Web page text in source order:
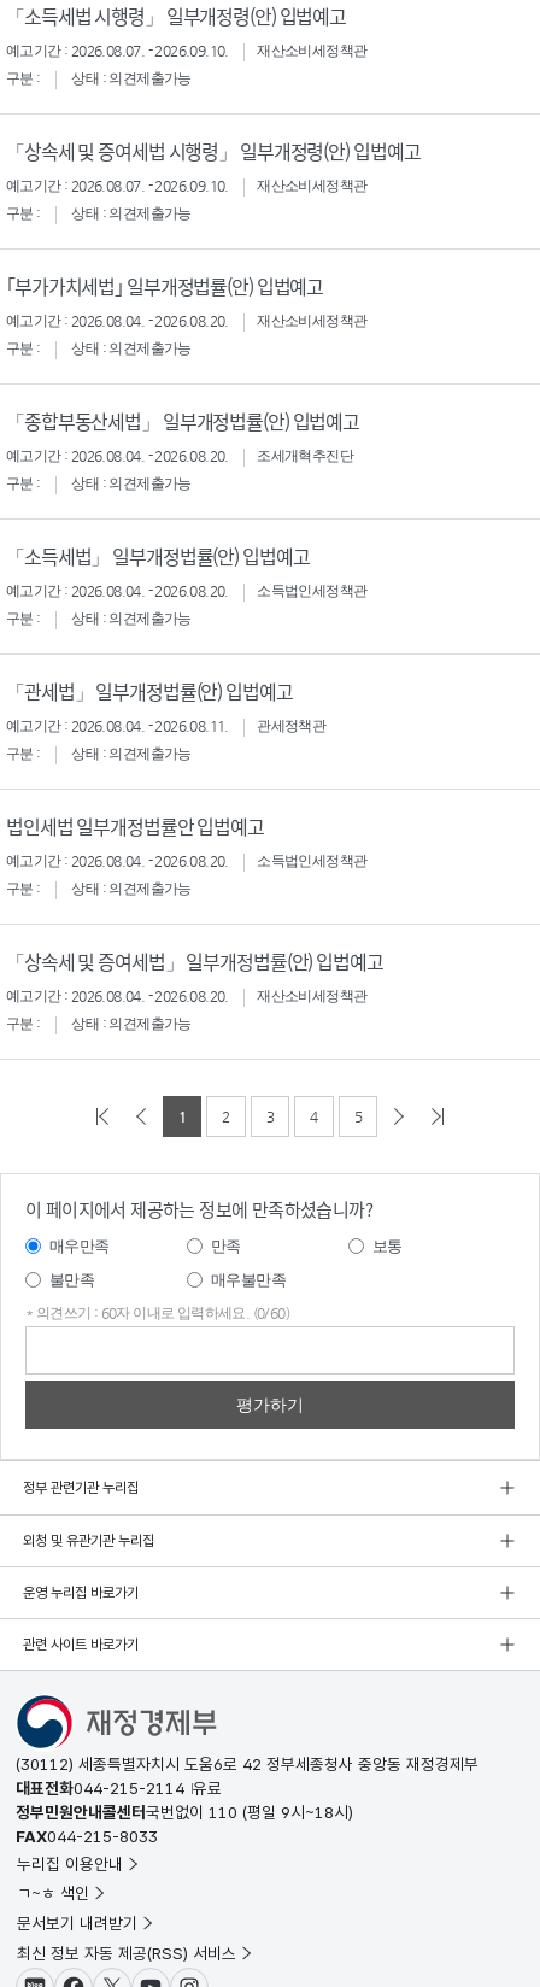
「소득세법 시행령」 일부개정령(안) 입법예고
예고기간 : 2026.08.07. - 2026.09.10.
재산소비세정책관
구분 :
상태 : 의견제출가능
「상속세 및 증여세법 시행령」 일부개정령(안) 입법예고
예고기간 : 2026.08.07. - 2026.09.10.
재산소비세정책관
구분 :
상태 : 의견제출가능
｢부가가치세법｣ 일부개정법률(안) 입법예고
예고기간 : 2026.08.04. - 2026.08.20.
재산소비세정책관
구분 :
상태 : 의견제출가능
「종합부동산세법」 일부개정법률(안) 입법예고
예고기간 : 2026.08.04. - 2026.08.20.
조세개혁추진단
구분 :
상태 : 의견제출가능
「소득세법」 일부개정법률(안) 입법예고
예고기간 : 2026.08.04. - 2026.08.20.
소득법인세정책관
구분 :
상태 : 의견제출가능
「관세법」 일부개정법률(안) 입법예고
예고기간 : 2026.08.04. - 2026.08.11.
관세정책관
구분 :
상태 : 의견제출가능
법인세법 일부개정법률안 입법예고
예고기간 : 2026.08.04. - 2026.08.20.
소득법인세정책관
구분 :
상태 : 의견제출가능
「상속세 및 증여세법」 일부개정법률(안) 입법예고
예고기간 : 2026.08.04. - 2026.08.20.
재산소비세정책관
구분 :
상태 : 의견제출가능
1 2 3 4 5
이 페이지에서 제공하는 정보에 만족하셨습니까?
매우만족 만족
보통
불만족
매우불만족
* 의견쓰기 : 60자 이내로 입력하세요. (0/60)
정부 관련기관 누리집
외청 및 유관기관 누리집
운영 누리집 바로가기
관련 사이트 바로가기
(30112) 세종특별자치시 도움6로 42 정부세종청사 중앙동 재정경제부
대표전화044-215-2114 유료
정부민원안내콜센터국번없이 110 (평일 9시~18시)
FAX044-215-8033
누리집 이용안내
ㄱ~ㅎ 색인
문서보기 내려받기
최신 정보 자동 제공(RSS) 서비스
블로그페이스북X(트위터)유튜브인스타그램